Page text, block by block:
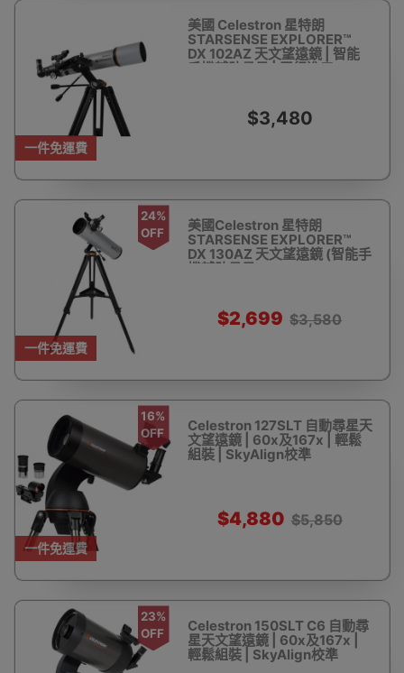
一件免運費
美國 Celestron 星特朗
STARSENSE EXPLORER™
DX 102AZ 天文望遠鏡 | 智能
手機輔助尋星 | 平行進口
$3,480
一件免運費
24%
OFF
美國Celestron 星特朗
STARSENSE EXPLORER™
DX 130AZ 天文望遠鏡 (智能手
機輔助尋星)
$2,699 $3,580
一件免運費
16%
OFF
Celestron 127SLT 自動尋星天
文望遠鏡 | 60x及167x | 輕鬆
組裝 | SkyAlign校準
$4,880 $5,850
23%
OFF
Celestron 150SLT C6 自動尋
星天文望遠鏡 | 60x及167x |
輕鬆組裝 | SkyAlign校準